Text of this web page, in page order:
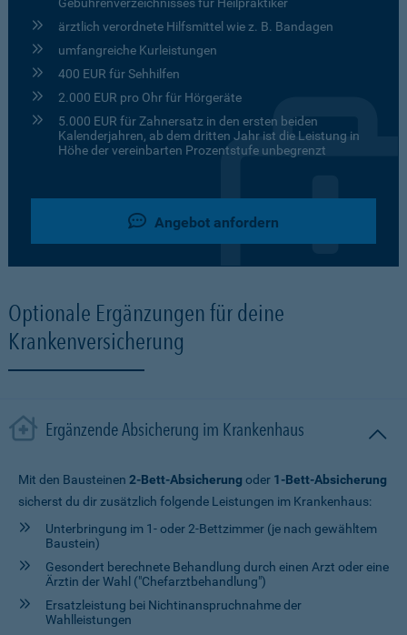
ärztlich verordnete Hilfsmittel wie z. B. Bandagen
umfangreiche Kurleistungen
400 EUR für Sehhilfen
2.000 EUR pro Ohr für Hörgeräte
5.000 EUR für Zahnersatz in den ersten beiden
Kalenderjahren, ab dem dritten Jahr ist die Leistung in
Höhe der vereinbarten Prozentstufe unbegrenzt
Angebot anfordern
Optionale Ergänzungen für deine
Krankenversicherung
Ergänzende Absicherung im Krankenhaus
Mit den Bausteinen 2-Bett-Absicherung oder 1-Bett-Absicherung
sicherst du dir zusätzlich folgende Leistungen im Krankenhaus:
Unterbringung im 1- oder 2-Bettzimmer (je nach gewähltem
Baustein)
Gesondert berechnete Behandlung durch einen Arzt oder eine
Ärztin der Wahl ("Chefarztbehandlung")
Ersatzleistung bei Nichtinanspruchnahme der
Wahlleistungen